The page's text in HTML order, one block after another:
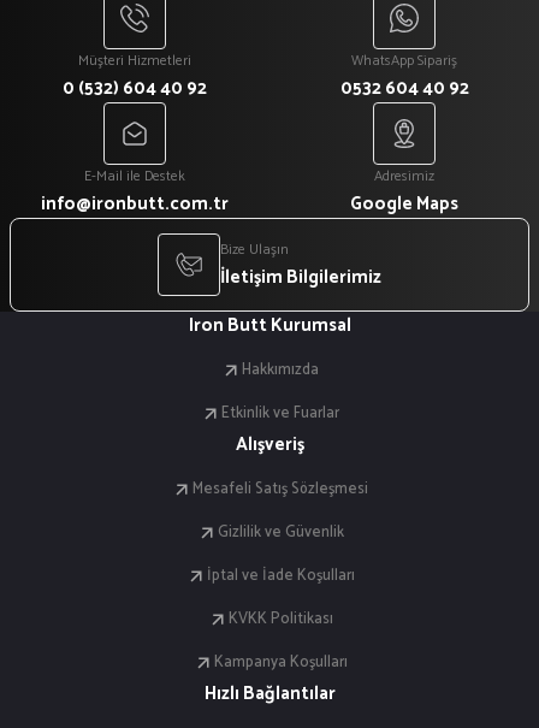
Müşteri Hizmetleri
0 (532) 604 40 92
WhatsApp Sipariş
0532 604 40 92
E-Mail ile Destek
info@ironbutt.com.tr
Adresimiz
Google Maps
Bize Ulaşın
İletişim Bilgilerimiz
Iron Butt Kurumsal
Hakkımızda
Etkinlik ve Fuarlar
Alışveriş
Mesafeli Satış Sözleşmesi
Gizlilik ve Güvenlik
İptal ve İade Koşulları
KVKK Politikası
Kampanya Koşulları
Hızlı Bağlantılar